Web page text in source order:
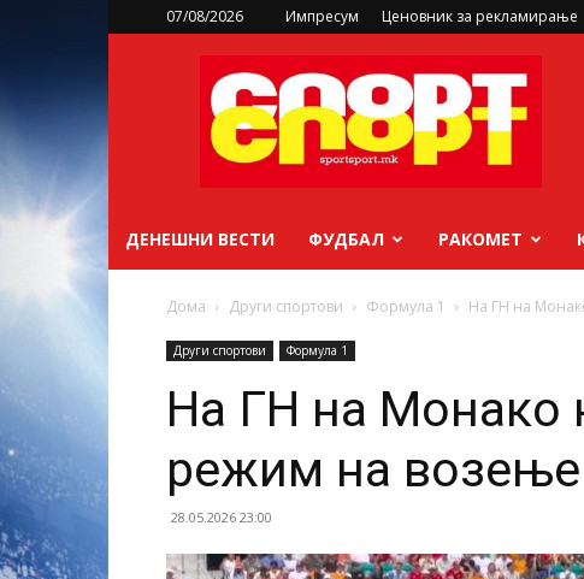
07/08/2026 Импресум Ценовник за рекламирање
sportsport.mk
ДЕНЕШНИ ВЕСТИ ФУДБАЛ РАКОМЕТ
Дома Други спортови Формула 1 На ГН на
Други спортови Формула 1
На ГН на Монако
режим на возење
28.05.2026 23:00